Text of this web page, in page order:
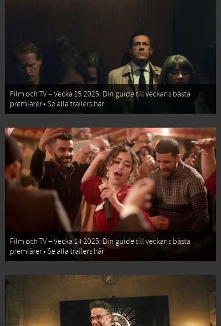
Film och TV – Vecka 15 2025: Din guide till veckans bästa
premiärer • Se alla trailers här
Film och TV – Vecka 14 2025: Din guide till veckans bästa
premiärer • Se alla trailers här